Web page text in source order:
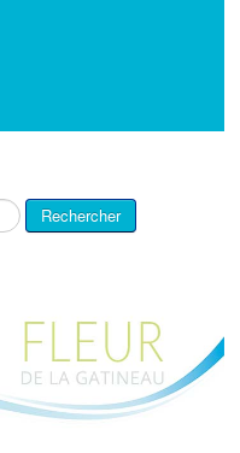
Rechercher